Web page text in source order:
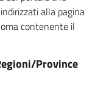
alla pagina
contenente il
Province